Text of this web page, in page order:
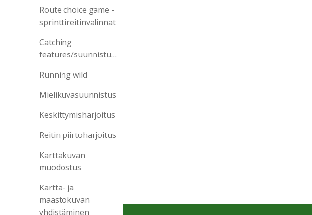
Route choice game -
sprinttireitinvalinnat
Catching
features/suunnistussimulaattori
Running wild
Mielikuvasuunnistus
Keskittymisharjoitus
Reitin piirtoharjoitus
Karttakuvan
muodostus
Kartta- ja
maastokuvan
yhdistäminen